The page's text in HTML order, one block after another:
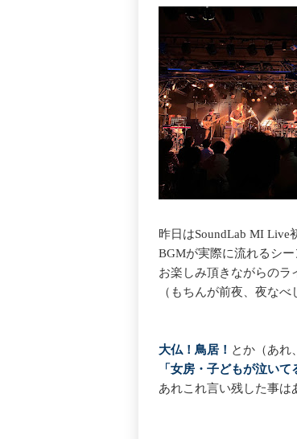
昨日はSoundLab MI Live
BGMが実際に流れるシ
お楽しみ頂きながらのラ
（もちんが前夜、夜な
大仏！鳥居！ とか（あれ
「女房・子どもが泣いて
あれこれ言い残した事は